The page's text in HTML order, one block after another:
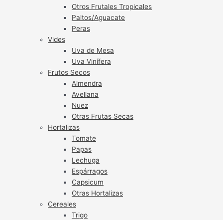
Otros Frutales Tropicales
Paltos/Aguacate
Peras
Vides
Uva de Mesa
Uva Vinífera
Frutos Secos
Almendra
Avellana
Nuez
Otras Frutas Secas
Hortalizas
Tomate
Papas
Lechuga
Espárragos
Capsicum
Otras Hortalizas
Cereales
Trigo